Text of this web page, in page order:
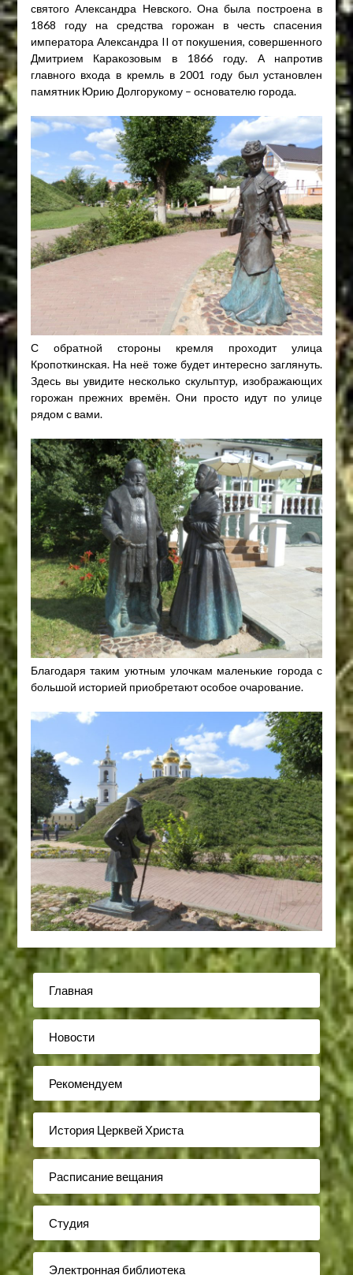
святого Александра Невского. Она была построена в
1868 году на средства горожан в честь спасения
императора Александра II от покушения, совершенного
Дмитрием Каракозовым в 1866 году. А напротив
главного входа в кремль в 2001 году был установлен
памятник Юрию Долгорукому – основателю города.
С обратной стороны кремля проходит улица
Кропоткинская. На неё тоже будет интересно заглянуть.
Здесь вы увидите несколько скульптур, изображающих
горожан прежних времён. Они просто идут по улице
рядом с вами.
Благодаря таким уютным улочкам маленькие города с
большой историей приобретают особое очарование.
Главная
Новости
Рекомендуем
История Церквей Христа
Расписание вещания
Студия
Электронная библиотека